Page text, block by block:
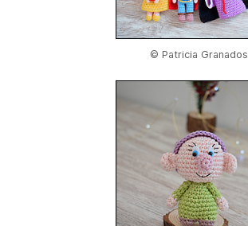
© Patricia Granados